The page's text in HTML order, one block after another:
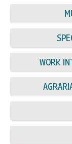
WORK